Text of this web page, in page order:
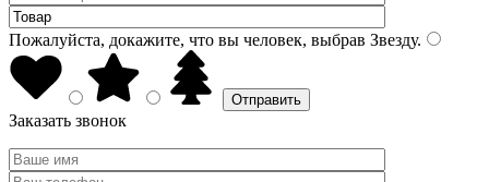
Пожалуйста, докажите, что вы человек, выбрав Звезду.
Заказать звонок